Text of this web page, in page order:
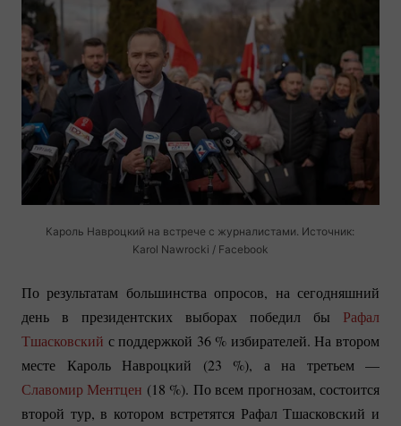
Кароль Навроцкий на встрече с журналистами. Источник:
Karol Nawrocki / Facebook
По результатам большинства опросов, на сегодняшний
день в президентских выборах победил бы Рафал
Тшасковский с поддержкой 36 % избирателей. На втором
месте Кароль Навроцкий (23 %), а на третьем —
Славомир Ментцен (18 %). По всем прогнозам, состоится
второй тур, в котором встретятся Рафал Тшасковский и